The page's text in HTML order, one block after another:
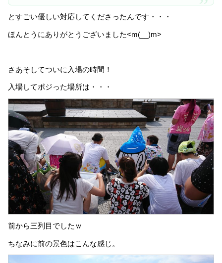
とすごい優しい対応してくださったんです・・・
ほんとうにありがとうございました<m(__)m>
さあそしてついに入場の時間！
入場してポジった場所は・・・
前から三列目でしたｗ
ちなみに前の景色はこんな感じ。